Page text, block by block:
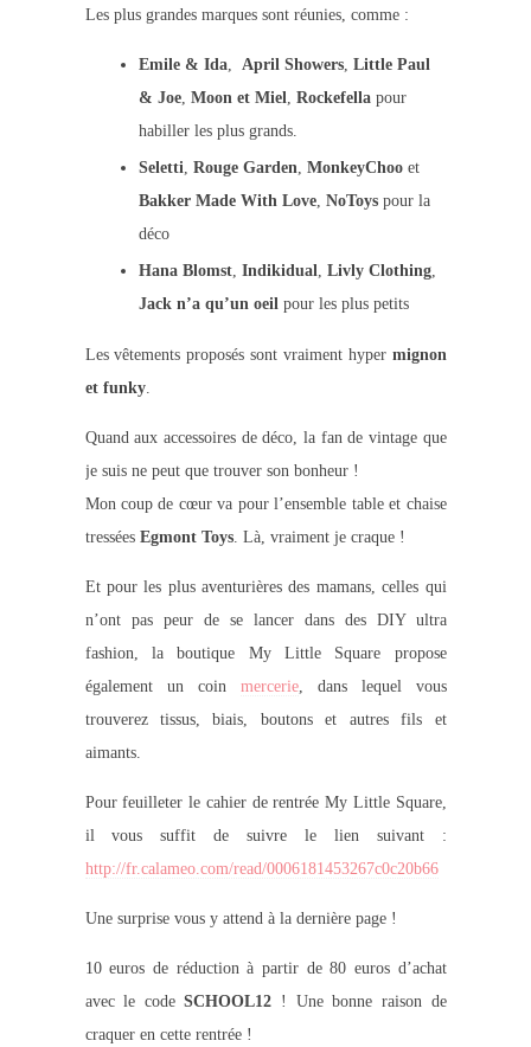
Les plus grandes marques sont réunies, comme :
Emile & Ida, April Showers, Little Paul
& Joe, Moon et Miel Rockefellapour
habiller les plus grands.
Seletti Rouge Garden MonkeyChooet
Bakker Made With Love, NoToyspour la
déco
Hana Blomst, Indikidual Livly Clothing,
Jack n’a qu’un oeil pour les plus petits
Les vêtements proposés sont vraiment hyper mignon
et funky.
Quand aux accessoires de déco, la fan de vintage que
je suis ne peut que trouver son bonheur !
Mon coup de cœur va pour l’ensemble table et chaise
tressées Egmont Toys. Là, vraiment je craque !
Et pour les plus aventurières des mamans, celles qui
n’ont pas peur de se lancer dans des DIY ultra
fashion, la boutique My Little Square propose
également un coin mercerie, dans lequel vous
trouverez tissus, biais, boutons et autres fils et
aimants.
Pour feuilleter le cahier de rentrée My Little Square,
il vous suffit de suivre le lien suivant :
http://fr.calameo.com/read/0006181453267c0c20b66
Une surprise vous y attend à la dernière page !
10 euros de réduction à partir de 80 euros d’achat
avec le codeSCHOOL12 ! Une bonne raison de
craquer en cette rentrée !